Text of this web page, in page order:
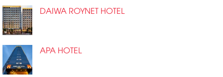
DAIWA ROYNET HOTEL
APA HOTEL